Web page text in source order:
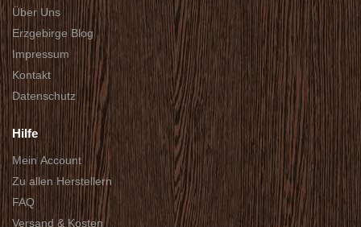
Über Uns
Erzgebirge Blog
Impressum
Kontakt
Datenschutz
Hilfe
Mein Account
Zu allen Herstellern
FAQ
Versand & Kosten